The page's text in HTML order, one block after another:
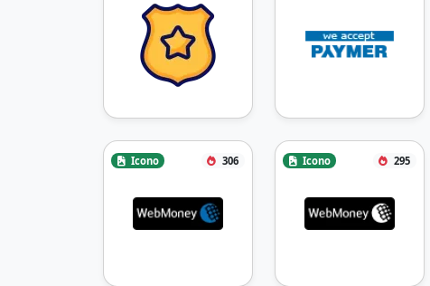
Icono 306 Icono 295